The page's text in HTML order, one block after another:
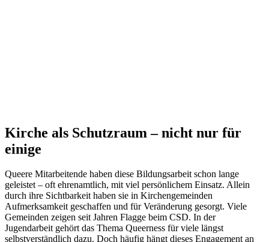
Kirche als Schutzraum – nicht nur für
einige
Queere Mitarbeitende haben diese Bildungsarbeit schon lange
geleistet – oft ehrenamtlich, mit viel persönlichem Einsatz. Allein
durch ihre Sichtbarkeit haben sie in Kirchengemeinden
Aufmerksamkeit geschaffen und für Veränderung gesorgt. Viele
Gemeinden zeigen seit Jahren Flagge beim CSD. In der
Jugendarbeit gehört das Thema Queerness für viele längst
selbstverständlich dazu. Doch häufig hängt dieses Engagement an